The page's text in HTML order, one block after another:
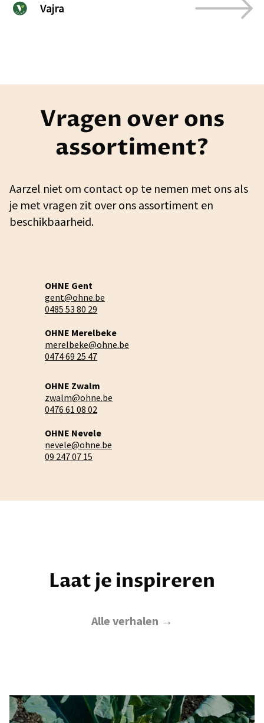
Vajra
Vragen over ons
assortiment?
Aarzel niet om contact op te nemen met ons als
je met vragen zit over ons assortiment en
beschikbaarheid.
OHNE Gent
gent@ohne.be
0485 53 80 29
OHNE Merelbeke
merelbeke@ohne.be
0474 69 25 47
OHNE Zwalm
zwalm@ohne.be
0476 61 08 02
OHNE Nevele
nevele@ohne.be
09 247 07 15
Laat je inspireren
Alle verhalen →